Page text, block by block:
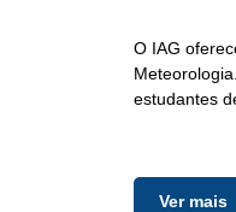
O IAG
estudantes
Ver mais